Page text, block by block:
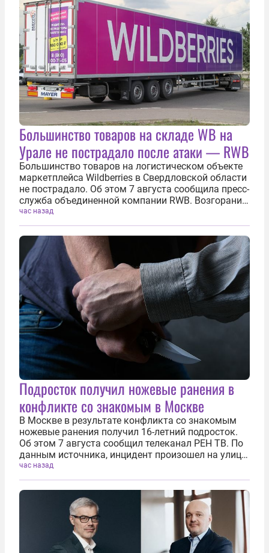
Большинство товаров на складе WB на
Урале не пострадало после атаки — RWB
Большинство товаров на логистическом объекте
маркетплейса Wildberries в Свердловской области
не пострадало. Об этом 7 августа сообщила пресс-
служба объединенной компании RWB. Возгорание
на складе под Екатеринбургом произошло утром
вследствие атаки украинских беспилотников.
Благодаря оперативным...
час назад
Подросток получил ножевые ранения в
конфликте со знакомым в Москве
В Москве в результате конфликта со знакомым
ножевые ранения получил 16-летний подросток.
Об этом 7 августа сообщил телеканал РЕН ТВ. По
данным источника, инцидент произошел на улице
Дубининской. По предварительным данным,
нападение совершил старший брат его друга. У
подростка диагностированы...
час назад